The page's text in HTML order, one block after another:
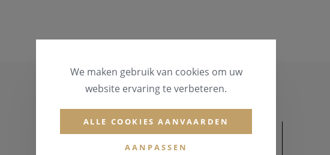
welkom in onzefysieke winkelte Heist-op-den-Berg.
We maken gebruik van cookies om uw
website ervaring te verbeteren.
ALLE COOKIES AANVAARDEN
AANPASSEN